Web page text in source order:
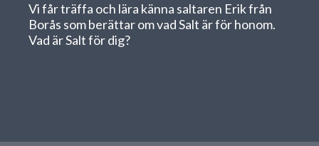
Vi får träffa och lära känna saltaren Erik från
Borås som berättar om vad Salt är för honom.
Vad är Salt för dig?